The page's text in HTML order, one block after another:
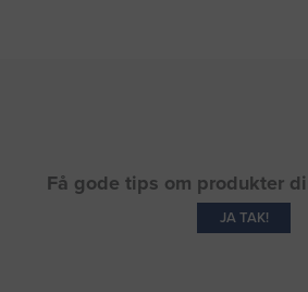
Få gode tips om produkter
JA TAK!